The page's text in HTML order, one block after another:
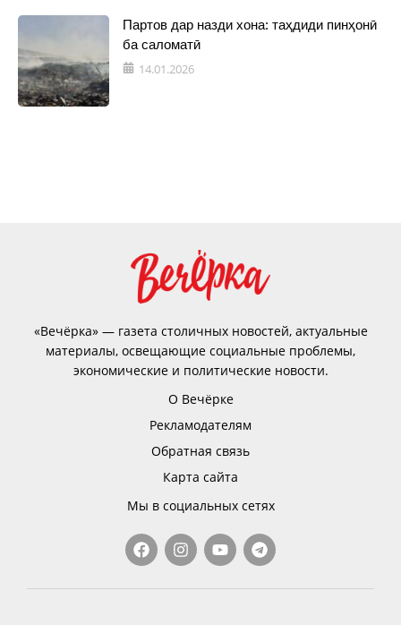
Партов дар назди хона: таҳдиди пинҳонӣ
ба саломатӣ
14.01.2026
«Вечёрка» — газета столичных новостей, актуальные
материалы, освещающие социальные проблемы,
экономические и политические новости.
О Вечёрке
Рекламодателям
Обратная связь
Карта сайта
Мы в социальных сетях